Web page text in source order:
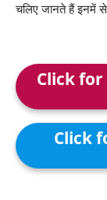
चलिए जानते हैं इनमें
Click for
Click